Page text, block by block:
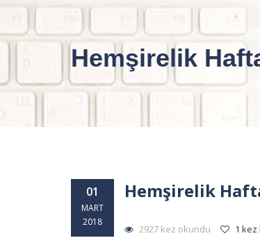
Hemşirelik
01
MART
2018
Hemşirelik
2927 kez okundu 1